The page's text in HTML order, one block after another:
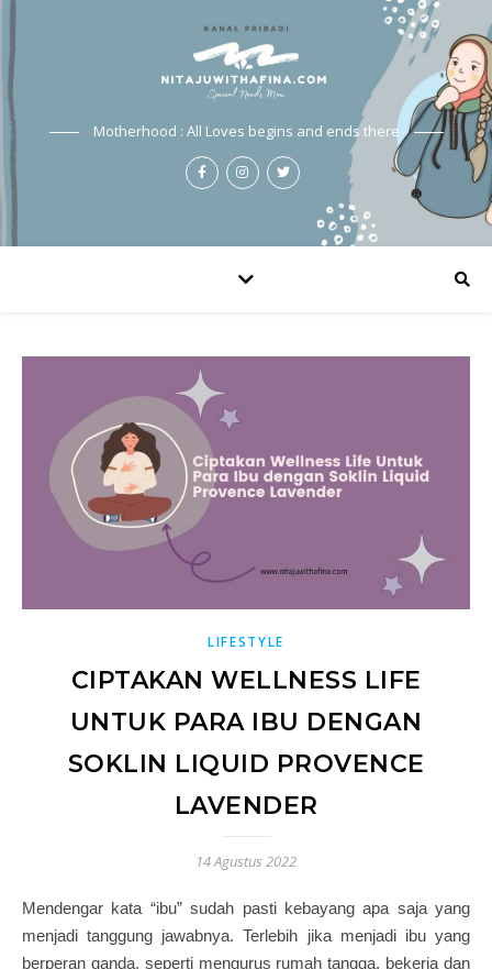
Motherhood : All Loves begins and ends there
LIFESTYLE
CIPTAKAN WELLNESS LIFE
UNTUK PARA IBU DENGAN
SOKLIN LIQUID PROVENCE
LAVENDER
14 Agustus 2022
Mendengar kata “ibu” sudah pasti kebayang apa saja yang
menjadi tanggung jawabnya. Terlebih jika menjadi ibu yang
berperan ganda, seperti mengurus rumah tangga, bekerja dan